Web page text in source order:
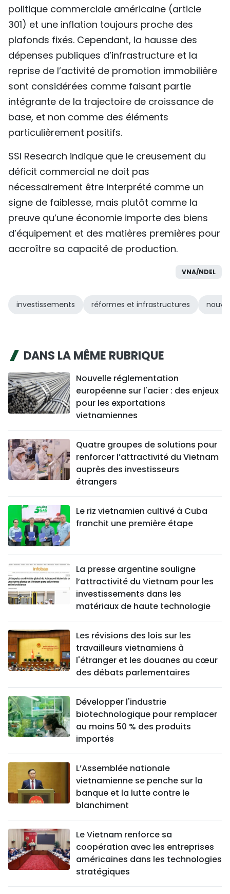
politique commerciale américaine (article
301) et une inflation toujours proche des
plafonds fixés. Cependant, la hausse des
dépenses publiques d’infrastructure et la
reprise de l’activité de promotion immobilière
sont considérées comme faisant partie
intégrante de la trajectoire de croissance de
base, et non comme des éléments
particulièrement positifs.
SSI Research indique que le creusement du
déficit commercial ne doit pas
nécessairement être interprété comme un
signe de faiblesse, mais plutôt comme la
preuve qu’une économie importe des biens
d’équipement et des matières premières pour
accroître sa capacité de production.
VNA/NDEL
investissements réformes et infrastructures
DANS LA MÊME RUBRIQUE
Nouvelle réglementation
européenne sur l'acier : des enjeux
pour les exportations
vietnamiennes
Quatre groupes de solutions pour
renforcer l’attractivité du Vietnam
auprès des investisseurs
étrangers
Le riz vietnamien cultivé à Cuba
franchit une première étape
La presse argentine souligne
l’attractivité du Vietnam pour les
investissements dans les
matériaux de haute technologie
Les révisions des lois sur les
travailleurs vietnamiens à
l'étranger et les douanes au cœur
des débats parlementaires
Développer l'industrie
biotechnologique pour remplacer
au moins 50 % des produits
importés
L’Assemblée nationale
vietnamienne se penche sur la
banque et la lutte contre le
blanchiment
Le Vietnam renforce sa
coopération avec les entreprises
américaines dans les technologies
stratégiques